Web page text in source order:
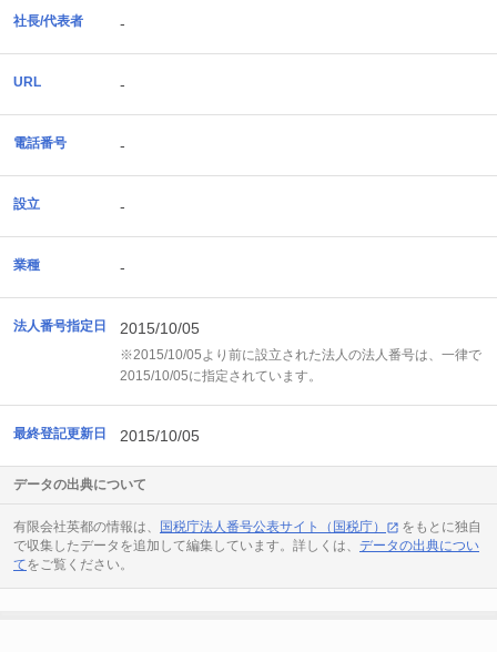
社長/代表者 -
URL -
電話番号 -
設立 -
業種 -
法人番号指定日 2015/10/05
※2015/10/05より前に設立された法人の法人番号は、一律で
2015/10/05に指定されています。
最終登記更新日 2015/10/05
データの出典について
有限会社英都の情報は、 国税庁法人番号公表サイト（国税庁）
をもとに独自
で収集したデータを追加して編集しています。詳しくは、 データの出典につい
てをご覧ください。